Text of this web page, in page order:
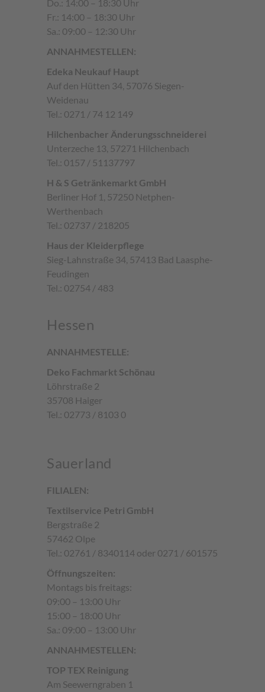
Do.: 14:00 – 18:30 Uhr
Fr.: 14:00 – 18:30 Uhr
Sa.: 09:00 – 12:30 Uhr
ANNAHMESTELLEN:
Edeka Neukauf Haupt
Auf den Hütten 34, 57076 Siegen-
Weidenau
Tel.: 0271 / 74 12 149
Hilchenbacher Änderungsschneiderei
Unterzeche 13, 57271 Hilchenbach
Tel.: 0157 / 51137797
H & S Getränkemarkt GmbH
Berliner Hof 1, 57250 Netphen-
Werthenbach
Tel.: 02737 / 218205
Haus der Kleiderpflege
Sieg-Lahnstraße 34, 57413 Bad Laasphe-
Feudingen
Tel.: 02754 / 483
Hessen
ANNAHMESTELLE:
Deko Fachmarkt Schönau
Löhrstraße 2
35708 Haiger
Tel.: 02773 / 8103 0
Sauerland
FILIALEN:
Textilservice Petri GmbH
Bergstraße 2
57462 Olpe
Tel.: 02761 / 8340114 oder 0271 / 601575
Öffnungszeiten:
Montags bis freitags:
09:00 – 13:00 Uhr
15:00 – 18:00 Uhr
Sa.: 09:00 – 13:00 Uhr
ANNAHMESTELLEN:
TOP TEX Reinigung
Am Seewerngraben 1